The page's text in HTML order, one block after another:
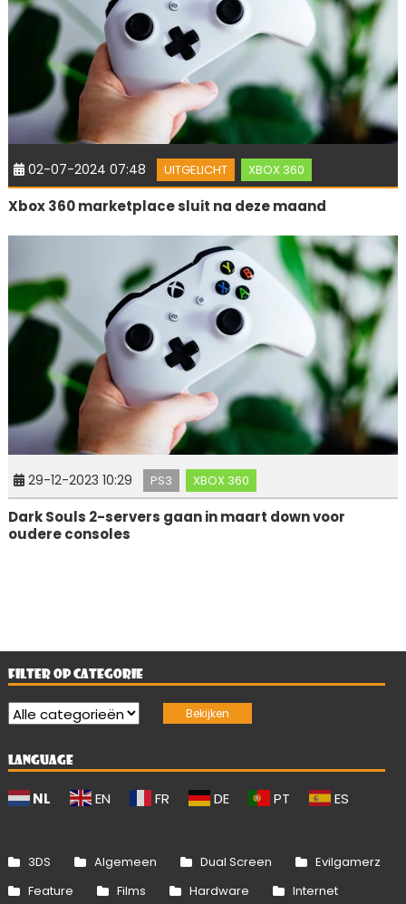
02-07-2024 07:48 UITGELICHT XBOX 360
Xbox 360 marketplace sluit na deze maand
29-12-2023 10:29 PS3 XBOX 360
Dark Souls 2-servers gaan in maart down voor
oudere consoles
FILTER OP CATEGORIE
LANGUAGE
NL EN FR DE PT ES
3DS Algemeen Dual Screen
Evilgamerz
Feature
Films Hardware Internet